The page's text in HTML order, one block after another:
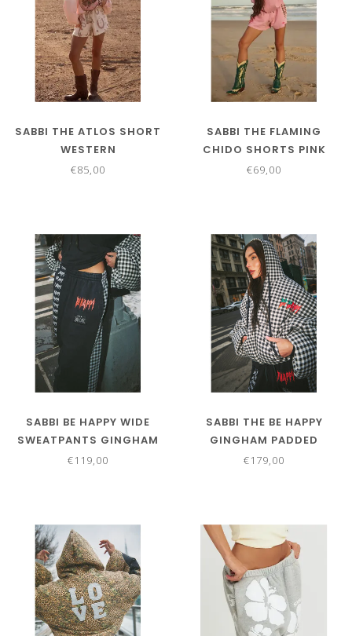
SABBI THE ATLOS SHORT
WESTERN
€85,00
SABBI THE FLAMING
CHIDO SHORTS PINK
€69,00
SABBI BE HAPPY WIDE
SWEATPANTS GINGHAM
€119,00
SABBI THE BE HAPPY
GINGHAM PADDED
BOMBER
€179,00